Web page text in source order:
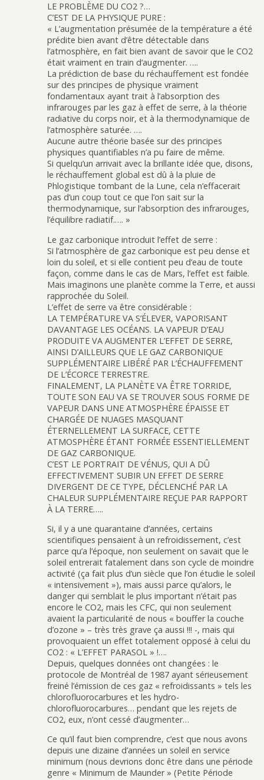
LE PROBLÈME DU CO2 ?…
C’EST DE LA PHYSIQUE PURE :
« L’augmentation présumée de la température a été
prédite bien avant d’être détectable dans
l’atmosphère, en fait bien avant de savoir que le CO2
était vraiment en train d’augmenter. ….
La prédiction de base du réchauffement est fondée
sur des principes de physique vraiment
fondamentaux ayant trait à l’absorption des
infrarouges par les gaz à effet de serre, à la théorie
radiative du corps noir, et à la thermodynamique de
l’atmosphère saturée. ….
Aucune autre théorie basée sur des principes
physiques quantifiables n’a pu faire de même.
Si quelqu’un arrivait avec la brillante idée que, disons,
le réchauffement global est dû à la pluie de
Phlogistique tombant de la Lune, cela n’effacerait
pas d’un coup tout ce que l’on sait sur la
thermodynamique, sur l’absorption des infrarouges,
l’équilibre radiatif.…. »
Le gaz carbonique introduit l’effet de serre :
Si l’atmosphère de gaz carbonique est peu dense et
loin du soleil, et si elle contient peu d’eau de toute
façon, comme dans le cas de Mars, l’effet est faible.
Mais imaginons une planète comme la Terre, et aussi
rapprochée du Soleil.
L’effet de serre va être considérable :
LA TEMPÉRATURE VA S’ÉLEVER, VAPORISANT
DAVANTAGE LES OCÉANS. LA VAPEUR D’EAU
PRODUITE VA AUGMENTER L’EFFET DE SERRE,
AINSI D’AILLEURS QUE LE GAZ CARBONIQUE
SUPPLÉMENTAIRE LIBÉRÉ PAR L’ÉCHAUFFEMENT
DE L’ÉCORCE TERRESTRE.
FINALEMENT, LA PLANÈTE VA ÊTRE TORRIDE,
TOUTE SON EAU VA SE TROUVER SOUS FORME DE
VAPEUR DANS UNE ATMOSPHÈRE ÉPAISSE ET
CHARGÉE DE NUAGES MASQUANT
ÉTERNELLEMENT LA SURFACE, CETTE
ATMOSPHÈRE ÉTANT FORMÉE ESSENTIELLEMENT
DE GAZ CARBONIQUE.
C’EST LE PORTRAIT DE VÉNUS, QUI A DÛ
EFFECTIVEMENT SUBIR UN EFFET DE SERRE
DIVERGENT DE CE TYPE, DÉCLENCHÉ PAR LA
CHALEUR SUPPLÉMENTAIRE REÇUE PAR RAPPORT
À LA TERRE…..
Si, il y a une quarantaine d’années, certains
scientifiques pensaient à un refroidissement, c’est
parce qu’a l’époque, non seulement on savait que le
soleil entrerait fatalement dans son cycle de moindre
activité (ça fait plus d’un siècle que l’on étudie le soleil
« intensivement »), mais aussi parce qu’alors, le
danger qui semblait le plus important n’était pas
encore le CO2, mais les CFC, qui non seulement
avaient la particularité de nous « bouffer la couche
d’ozone » – très très grave ça aussi !!! -, mais qui
provoquaient un effet totalement opposé à celui du
CO2 : « L’EFFET PARASOL » !….
Depuis, quelques données ont changées : le
protocole de Montréal de 1987 ayant sérieusement
freiné l’émission de ces gaz « refroidissants » tels les
chlorofluorocarbures et les hydro-
chlorofluorocarbures… pendant que les rejets de
CO2, eux, n’ont cessé d’augmenter…
Ce qu’il faut bien comprendre, c’est que nous avons
depuis une dizaine d’années un soleil en service
minimum (nous devrions donc être dans une période
genre « Minimum de Maunder » (Petite Période